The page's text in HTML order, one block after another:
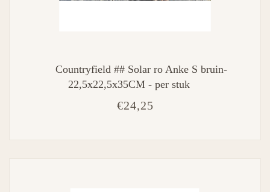
Countryfield ## Solar ro Anke S bruin-
22,5x22,5x35CM - per stuk
€24,25